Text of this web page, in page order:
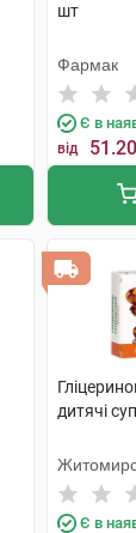
шт
Фармак
Є в
від 51.20
дитячі
Є в